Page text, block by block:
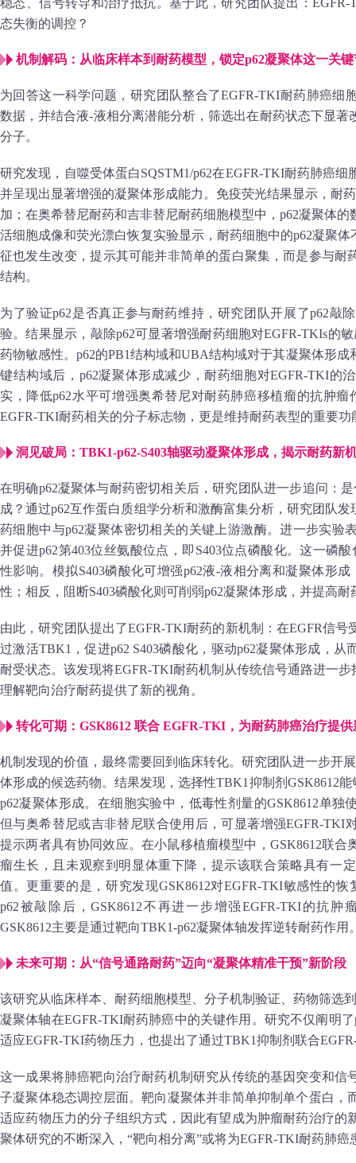
稳态、信号转导和治疗抵抗。基于此，研究团队提出：
态失衡的调控？
机制解码：从临床样本到耐药模型，锁定p62凝聚体这一关
为回答这一科学问题，研究团队整合了EGFR-TKI耐药肺癌细
数据，并结合液-液相分离潜能分析，筛选出在耐药状态下显著
分子。
研究发现，自噬受体蛋白SQSTM1/p62在EGFR-TKI耐药肺癌
并呈现出显著增强的凝聚体形成能力。免疫荧光结果显示，耐
加；在奥希替尼耐药和吉非替尼耐药细胞模型中，p62凝聚体
活细胞成像和荧光漂白恢复实验显示，耐药细胞中的p62凝聚
征也发生改变，提示其可能并非简单的蛋白聚集，而是参与耐
结构。
为了验证p62是否真正参与耐药维持，研究团队开展了p62敲
验。结果显示，敲除p62可显著增强耐药细胞对EGFR-TKIs的
药物敏感性。p62的PB1结构域和UBA结构域对于其凝聚体形
键结构域后，p62凝聚体形成减少，耐药细胞对EGFR-TKI的
实，降低p62水平可增强奥希替尼对耐药肺癌移植瘤的抗肿瘤
EGFR-TKI耐药相关的分子标志物，更是维持耐药表型的重要功
洞见破局：TBK1-p62-S403轴驱动凝聚体形成，揭示耐药新
在明确p62凝聚体与耐药密切相关后，研究团队进一步追问：
成？通过p62互作蛋白质组学分析和激酶富集分析，研究团队
药细胞中与p62凝聚体密切相关的关键上游激酶。进一步实验
并促进p62第403位丝氨酸位点，即S403位点磷酸化。这一磷
性影响。模拟S403磷酸化可增强p62液-液相分离和凝聚体形
性；相反，阻断S403磷酸化则可削弱p62凝聚体形成，并提高
由此，研究团队提出了EGFR-TKI耐药的新机制：在EGFR信
过激活TBK1，促进p62 S403磷酸化，驱动p62凝聚体形成，
耐受状态。该发现将EGFR-TKI耐药机制从传统信号通路进一
理解靶向治疗耐药提供了新的视角。
转化可期：GSK8612 联合 EGFR-TKI，为耐药肺癌治疗提供
机制发现的价值，最终需要回到临床转化。研究团队进一步开
体形成的候选药物。结果发现，选择性TBK1抑制剂GSK8612能
p62凝聚体形成。在细胞实验中，低毒性剂量的GSK8612单独
但与奥希替尼或吉非替尼联合使用后，可显著增强EGFR-TKI
提示两者具有协同效应。在小鼠移植瘤模型中，GSK8612联合
瘤生长，且未观察到明显体重下降，提示该联合策略具有一
值。更重要的是，研究发现GSK8612对EGFR-TKI敏感性的
p62被敲除后，GSK8612不再进一步增强EGFR-TKI的抗
GSK8612主要是通过靶向TBK1-p62凝聚体轴发挥逆转耐药作用
未来可期：从“信号通路耐药”迈向“凝聚体精准干预”新阶段
该研究从临床样本、耐药细胞模型、分子机制验证、药物筛选
凝聚体轴在EGFR-TKI耐药肺癌中的关键作用。研究不仅阐明
适应EGFR-TKI药物压力，也提出了通过TBK1抑制剂联合
这一成果将肺癌靶向治疗耐药机制研究从传统的基因突变和信
子凝聚体稳态调控层面。靶向凝聚体并非简单抑制单个蛋白，
适应药物压力的分子组织方式，因此有望成为肿瘤耐药治疗的
聚体研究的不断深入，“靶向相分离”或将为EGFR-TKI耐药肺